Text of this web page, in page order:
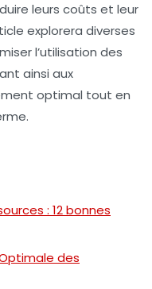
leurs coûts et leur
explorera diverses
l’utilisation des
ainsi aux
optimal tout en
: 12 bonnes
des